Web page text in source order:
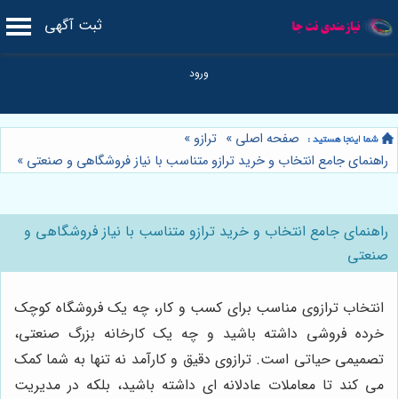
ثبت آگهی
صفحه اصلی » ترازو »
راهنمای جامع انتخاب و خرید ترازو متناسب با نیاز فروشگاهی و صنعتی »
راهنمای جامع انتخاب و خرید ترازو متناسب با نیاز فروشگاهی و
صنعتی
انتخاب ترازوی مناسب برای کسب و کار، چه یک فروشگاه کوچک
خرده فروشی داشته باشید و چه یک کارخانه بزرگ صنعتی،
تصمیمی حیاتی است. ترازوی دقیق و کارآمد نه تنها به شما کمک
می کند تا معاملات عادلانه ای داشته باشید، بلکه در مدیریت